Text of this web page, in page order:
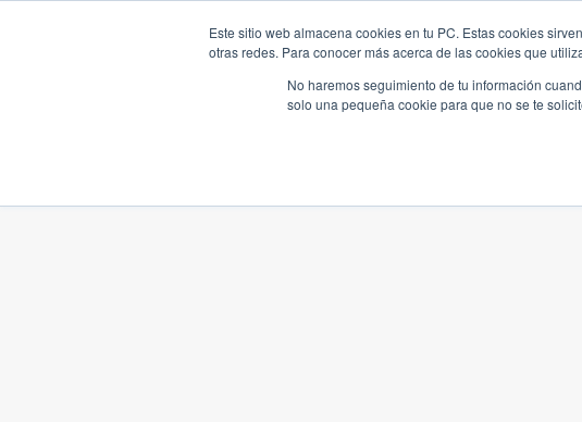
Este sitio web almacena cookies en tu PC. Estas cookies
otras redes. Para conocer más acerca de las cookies que
No haremos seguimiento de tu información
solo una pequeña cookie para que no se te